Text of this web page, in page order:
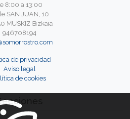
8:00 a 13:00
SAN JUAN, 10
MUSKIZ Bizkaia
946708194
de privacidad
Aviso legal
de cookies